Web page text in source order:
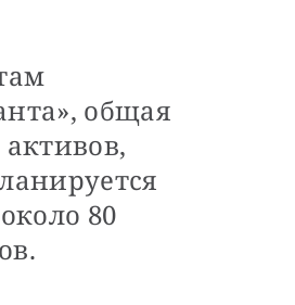
общая
80